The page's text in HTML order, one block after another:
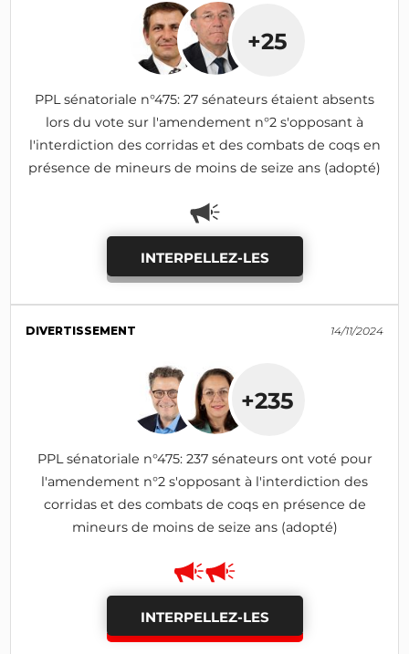
+25
PPL sénatoriale n°475: 27 sénateurs étaient absents
lors du vote sur l'amendement n°2 s'opposant à
l'interdiction des corridas et des combats de coqs en
présence de mineurs de moins de seize ans (adopté)
INTERPELLEZ-LES
DIVERTISSEMENT 14/11/2024
+235
PPL sénatoriale n°475: 237 sénateurs ont voté pour
l'amendement n°2 s'opposant à l'interdiction des
corridas et des combats de coqs en présence de
mineurs de moins de seize ans (adopté)
INTERPELLEZ-LES